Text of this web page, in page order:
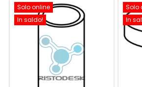
Solo online
In saldo!
Solo
In